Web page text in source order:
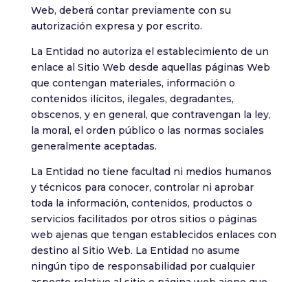
Web, deberá contar previamente con su
autorización expresa y por escrito.
La Entidad no autoriza el establecimiento de un
enlace al Sitio Web desde aquellas páginas Web
que contengan materiales, información o
contenidos ilícitos, ilegales, degradantes,
obscenos, y en general, que contravengan la ley,
la moral, el orden público o las normas sociales
generalmente aceptadas.
La Entidad no tiene facultad ni medios humanos
y técnicos para conocer, controlar ni aprobar
toda la información, contenidos, productos o
servicios facilitados por otros sitios o páginas
web ajenas que tengan establecidos enlaces con
destino al Sitio Web. La Entidad no asume
ningún tipo de responsabilidad por cualquier